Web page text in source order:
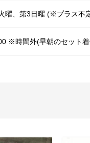
曜、第3日曜 (※プラス不
※時間外(早朝のセット着